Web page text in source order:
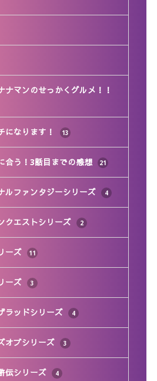
ナマンのせっかくグルメ！！
になります！ 13
合う！3話目までの感想 21
ルファンタジーシリーズ 4
クエストシリーズ 2
ーズ 11
ーズ 3
ラッドシリーズ 4
オブシリーズ 3
伝シリーズ 4